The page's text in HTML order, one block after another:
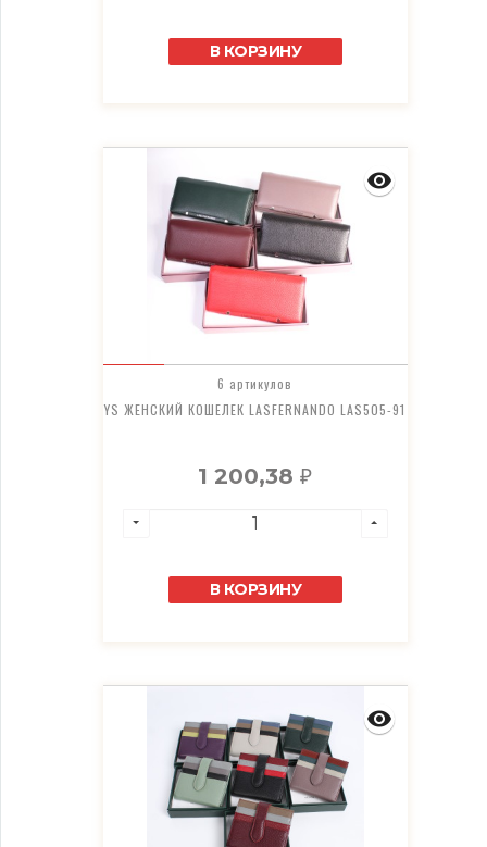
В КОРЗИНУ
6 артикулов
YS ЖЕНСКИЙ КОШЕЛЕК LASFERNANDO LAS505-91
1 200,38₽
В КОРЗИНУ